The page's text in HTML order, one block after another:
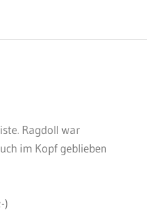
Ragdoll war
im Kopf geblieben
)